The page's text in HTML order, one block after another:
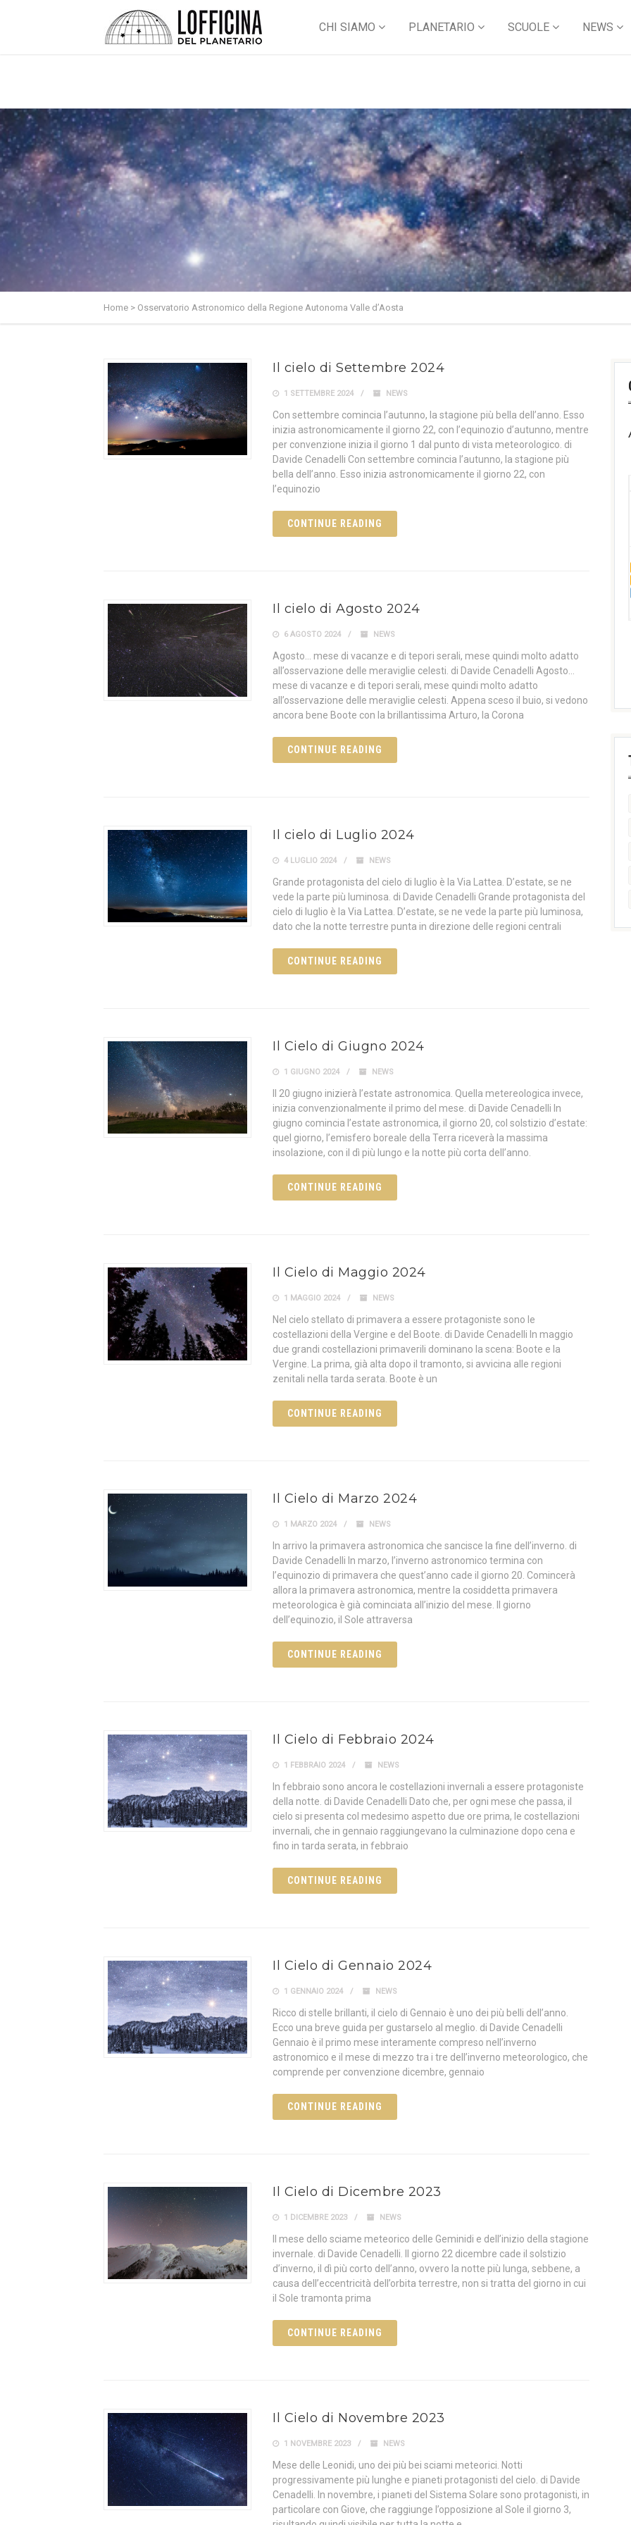
CHI SIAMO PLANETARIO SCUOLE NEWS
Home > Osservatorio Astronomico della Regione Autonoma Valle d’Aosta
Il cielo di Settembre 2024
1 SETTEMBRE 2024 NEWS
Con settembre comincia l’autunno, la stagione più bella dell’anno. Esso
inizia astronomicamente il giorno 22, con l’equinozio d’autunno, mentre
per convenzione inizia il giorno 1 dal punto di vista meteorologico. di
Davide Cenadelli Con settembre comincia l’autunno, la stagione più
bella dell’anno. Esso inizia astronomicamente il giorno 22, con
l’equinozio
CONTINUE READING
Il cielo di Agosto 2024
6 AGOSTO 2024 NEWS
Agosto… mese di vacanze e di tepori serali, mese quindi molto adatto
all’osservazione delle meraviglie celesti. di Davide Cenadelli Agosto…
mese di vacanze e di tepori serali, mese quindi molto adatto
all’osservazione delle meraviglie celesti. Appena sceso il buio, si vedono
ancora bene Boote con la brillantissima Arturo, la Corona
CONTINUE READING
Il cielo di Luglio 2024
4 LUGLIO 2024 NEWS
Grande protagonista del cielo di luglio è la Via Lattea. D’estate, se ne
vede la parte più luminosa. di Davide Cenadelli Grande protagonista del
cielo di luglio è la Via Lattea. D’estate, se ne vede la parte più luminosa,
dato che la notte terrestre punta in direzione delle regioni centrali
CONTINUE READING
Il Cielo di Giugno 2024
1 GIUGNO 2024 NEWS
Il 20 giugno inizierà l’estate astronomica. Quella metereologica invece,
inizia convenzionalmente il primo del mese. di Davide Cenadelli In
giugno comincia l’estate astronomica, il giorno 20, col solstizio d’estate:
quel giorno, l’emisfero boreale della Terra riceverà la massima
insolazione, con il dì più lungo e la notte più corta dell’anno.
CONTINUE READING
Il Cielo di Maggio 2024
1 MAGGIO 2024 NEWS
Nel cielo stellato di primavera a essere protagoniste sono le
costellazioni della Vergine e del Boote. di Davide Cenadelli In maggio
due grandi costellazioni primaverili dominano la scena: Boote e la
Vergine. La prima, già alta dopo il tramonto, si avvicina alle regioni
zenitali nella tarda serata. Boote è un
CONTINUE READING
Il Cielo di Marzo 2024
1 MARZO 2024 NEWS
In arrivo la primavera astronomica che sancisce la fine dell’inverno. di
Davide Cenadelli In marzo, l’inverno astronomico termina con
l’equinozio di primavera che quest’anno cade il giorno 20. Comincerà
allora la primavera astronomica, mentre la cosiddetta primavera
meteorologica è già cominciata all’inizio del mese. Il giorno
dell’equinozio, il Sole attraversa
CONTINUE READING
Il Cielo di Febbraio 2024
1 FEBBRAIO 2024 NEWS
In febbraio sono ancora le costellazioni invernali a essere protagoniste
della notte. di Davide Cenadelli Dato che, per ogni mese che passa, il
cielo si presenta col medesimo aspetto due ore prima, le costellazioni
invernali, che in gennaio raggiungevano la culminazione dopo cena e
fino in tarda serata, in febbraio
CONTINUE READING
Il Cielo di Gennaio 2024
1 GENNAIO 2024 NEWS
Ricco di stelle brillanti, il cielo di Gennaio è uno dei più belli dell’anno.
Ecco una breve guida per gustarselo al meglio. di Davide Cenadelli
Gennaio è il primo mese interamente compreso nell’inverno
astronomico e il mese di mezzo tra i tre dell’inverno meteorologico, che
comprende per convenzione dicembre, gennaio
CONTINUE READING
Il Cielo di Dicembre 2023
1 DICEMBRE 2023 NEWS
Il mese dello sciame meteorico delle Geminidi e dell’inizio della stagione
invernale. di Davide Cenadelli. Il giorno 22 dicembre cade il solstizio
d’inverno, il dì più corto dell’anno, ovvero la notte più lunga, sebbene, a
causa dell’eccentricità dell’orbita terrestre, non si tratta del giorno in cui
il Sole tramonta prima
CONTINUE READING
Il Cielo di Novembre 2023
1 NOVEMBRE 2023 NEWS
Mese delle Leonidi, uno dei più bei sciami meteorici. Notti
progressivamente più lunghe e pianeti protagonisti del cielo. di Davide
Cenadelli. In novembre, i pianeti del Sistema Solare sono protagonisti, in
particolare con Giove, che raggiunge l’opposizione al Sole il giorno 3,